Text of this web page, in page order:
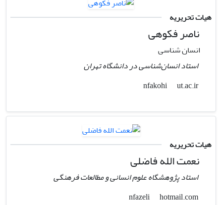
هیات تحریریه
ناصر فکوهی
انسان شناسی
استاد انسان‌شناسی در دانشگاه تهران
nfakohi
ut.ac.ir
هیات تحریریه
نعمت الله فاضلی
استاد پژوهشگاه علوم انسانی و مطالعات فرهنگی
hotmail.com